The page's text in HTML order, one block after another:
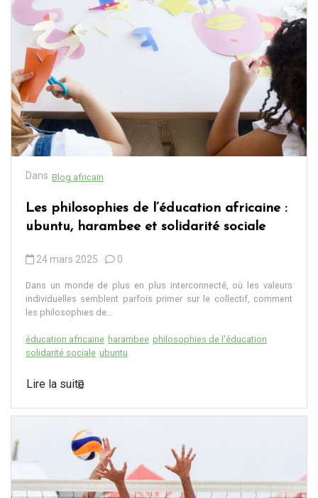
Dans Blog africain
Les philosophies de l’éducation africaine :
ubuntu, harambee et solidarité sociale
24 mars 2025 0
Dans un monde de plus en plus interconnecté, où les valeurs
individuelles semblent parfois primer sur le collectif, comment
les philosophies de...
éducation africaine harambee philosophies de l'éducation
solidarité sociale ubuntu
Lire la suite